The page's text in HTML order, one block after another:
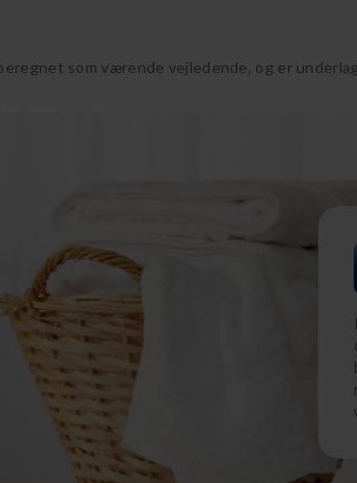
som værende vejledende, og er